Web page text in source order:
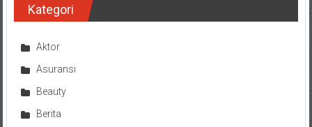
Kategori
Aktor
Asuransi
Beauty
Berita